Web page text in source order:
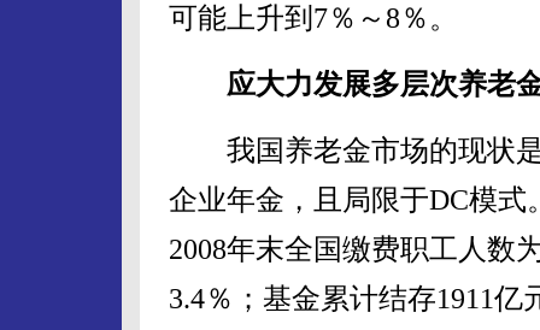
可能上升到7％～8％。
应大力发展多层次养老
我国养老金市场的现状是
企业年金，且局限于DC模
2008年末全国缴费职工人数
3.4％；基金累计结存1911亿